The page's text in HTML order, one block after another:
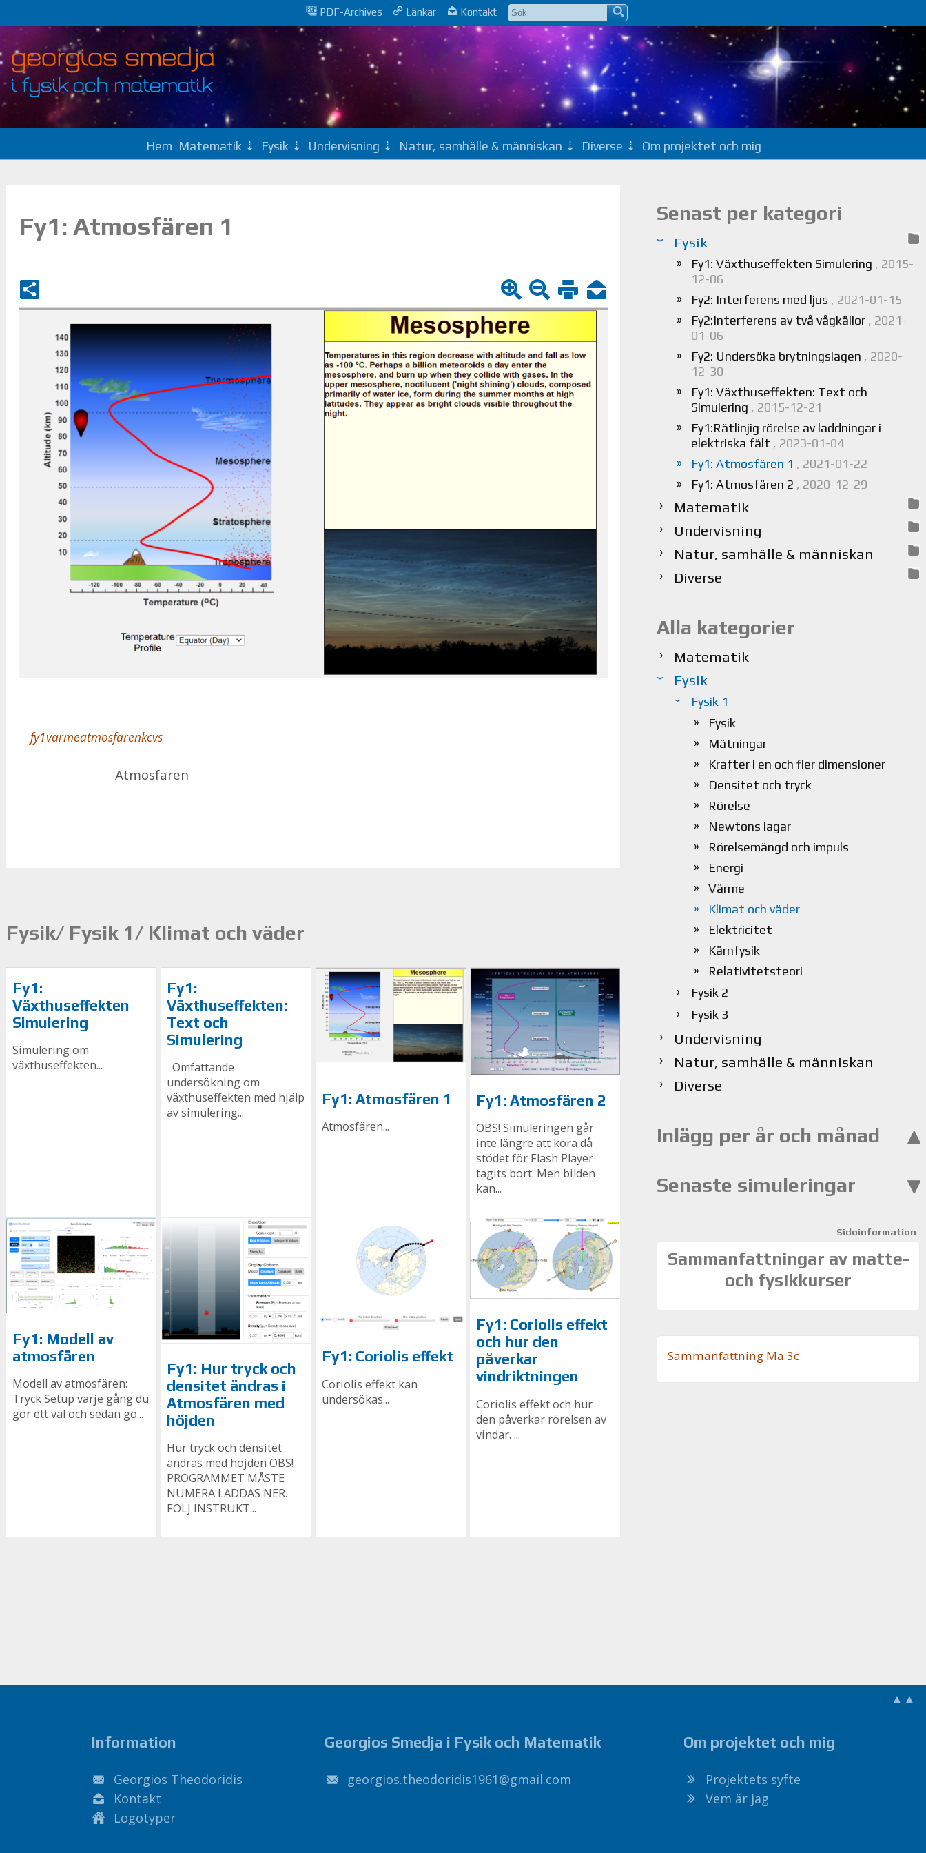
PDF-Archives Länkar Kontakt
Hem Matematik Fysik Undervisning Natur, samhälle & människan Diverse Om projektet och mig
Fy1: Atmosfären 1
fy1värmeatmosfärenkcvs
At­mo­sfä­ren
Fysik/ Fysik 1/ Klimat och väder
Fy1:
Växthuseffekten
Simulering
Simulering om
växthuseffekten...
Fy1:
Växthuseffekten:
Text och
Simulering
Omfattande
undersökning om
växthuseffekten med hjälp
av simulering...
Fy1: Atmosfären 1
Atmosfären...
Fy1: Atmosfären 2
OBS! Simuleringen går
inte längre att köra då
stödet för Flash Player
tagits bort. Men bilden
kan...
Fy1: Modell av
atmosfären
Modell av atmosfären:
Tryck Setup varje gång du
gör ett val och sedan go...
Fy1: Hur tryck och
densitet ändras i
Atmosfären med
höjden
Hur tryck och densitet
ändras med höjden OBS!
PROGRAMMET MÅSTE
NUMERA LADDAS NER.
FÖLJ INSTRUKT...
Fy1: Coriolis effekt
Coriolis effekt kan
undersökas...
Fy1: Coriolis effekt
och hur den
påverkar
vindriktningen
Coriolis effekt och hur
den påverkar rörelsen av
vindar. ...
Senast per kategori
Fysik
Fy1: Växthuseffekten Simulering , 2015-
12-06
Fy2: Interferens med ljus , 2021-01-15
Fy2:Interferens av två vågkällor , 2021-
01-06
Fy2: Undersöka brytningslagen , 2020-
12-30
Fy1: Växthuseffekten: Text och
Simulering , 2015-12-21
Fy1:Rätlinjig rörelse av laddningar i
elektriska fält , 2023-01-04
Fy1: Atmosfären 1 , 2021-01-22
Fy1: Atmosfären 2 , 2020-12-29
Matematik
Undervisning
Natur, samhälle & människan
Diverse
Alla kategorier
Matematik
Fysik
Fysik 1
Fysik
Mätningar
Krafter i en och fler dimensioner
Densitet och tryck
Rörelse
Newtons lagar
Rörelsemängd och impuls
Energi
Värme
Klimat och väder
Elektricitet
Kärnfysik
Relativitetsteori
Fysik 2
Fysik 3
Undervisning
Natur, samhälle & människan
Diverse
Inlägg per år och månad
Senaste simuleringar
Sidoinformation
Sammanfattningar av matte-
och fysikkurser
Sam­man­fatt­ning Ma 3c
▲▲
Information
Georgios Theodoridis
Kontakt
Logotyper
Georgios Smedja i Fysik och Matematik
moc
.
liamg
@
1691sidirodoeht.soigroeg
Om projektet och mig
Projektets syfte
Vem är jag